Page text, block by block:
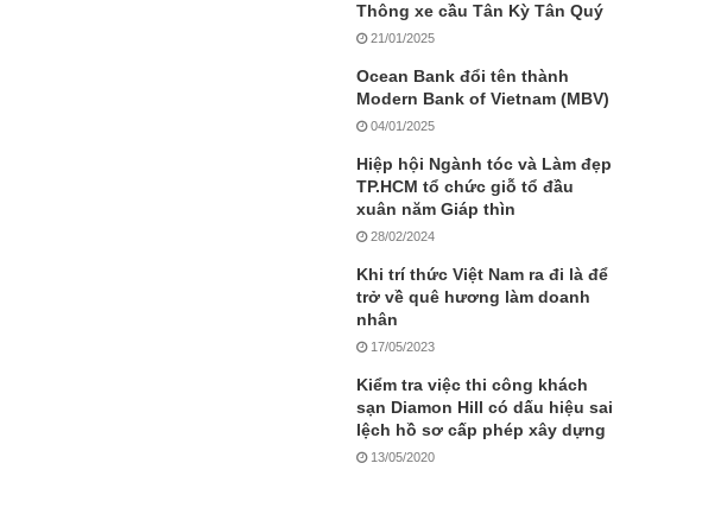
Thông xe cầu Tân Kỳ Tân Quý
21/01/2025
Ocean Bank đổi tên thành
Modern Bank of Vietnam (MBV)
04/01/2025
Hiệp hội Ngành tóc và Làm đẹp
TP.HCM tổ chức giỗ tổ đầu
xuân năm Giáp thìn
28/02/2024
Khi trí thức Việt Nam ra đi là để
trở về quê hương làm doanh
nhân
17/05/2023
Kiểm tra việc thi công khách
sạn Diamon Hill có dấu hiệu sai
lệch hồ sơ cấp phép xây dựng
13/05/2020